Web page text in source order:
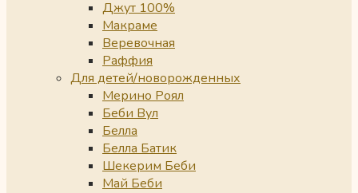
Джут 100%
Макраме
Веревочная
Раффия
Для детей/новорожденных
Мерино Роял
Беби Вул
Белла
Белла Батик
Шекерим Беби
Май Беби